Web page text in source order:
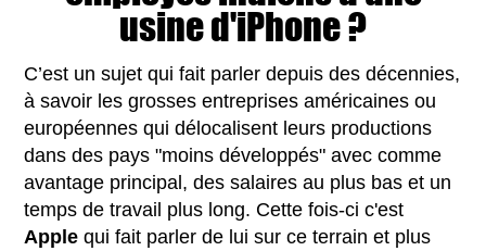
usine d'iPhone ?
C’est un sujet qui fait parler depuis des décennies,
à savoir les grosses entreprises américaines ou
européennes qui délocalisent leurs productions
dans des pays "moins développés" avec comme
avantage principal, des salaires au plus bas et un
temps de travail plus long. Cette fois-ci c'est
Apple qui fait parler de lui sur ce terrain et plus